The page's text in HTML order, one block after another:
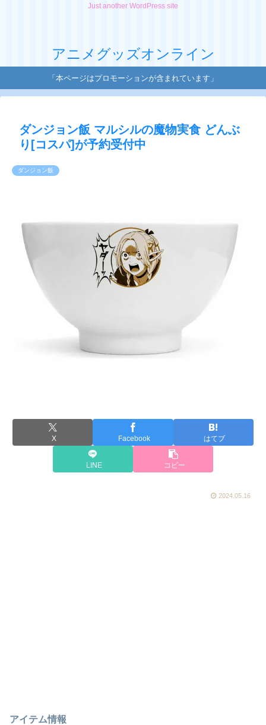
Just another WordPress site
アニメグッズオンライン
「本ページはプロモーションが含まれています」
ダンジョン飯 マルシルの魔物実食 どんぶ
り[コスパ]が予約受付中
ダンジョン飯
X Facebook はてブ
LINE コピー
2024.05.16
アイテム情報